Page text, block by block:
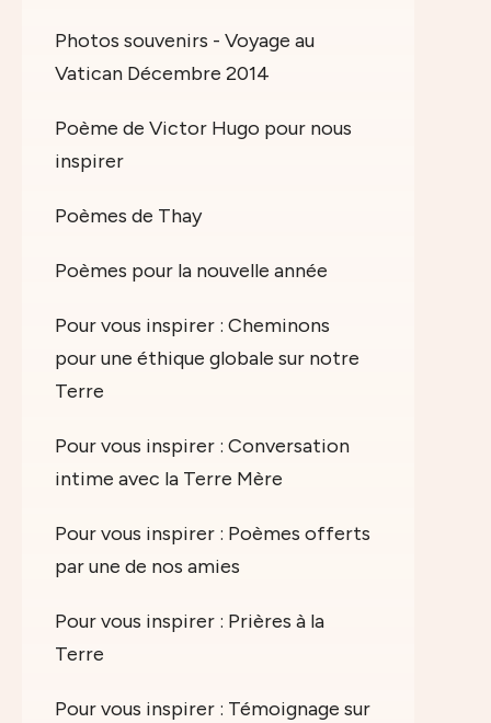
Photos souvenirs - Voyage au
Vatican Décembre 2014
Poème de Victor Hugo pour nous
inspirer
Poèmes de Thay
Poèmes pour la nouvelle année
Pour vous inspirer : Cheminons
pour une éthique globale sur notre
Terre
Pour vous inspirer : Conversation
intime avec la Terre Mère
Pour vous inspirer : Poèmes offerts
par une de nos amies
Pour vous inspirer : Prières à la
Terre
Pour vous inspirer : Témoignage sur